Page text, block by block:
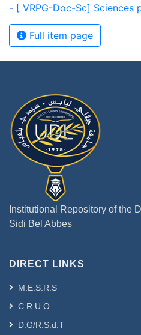
Full item page
Institutional Repository of the
Sidi Bel Abbes
DIRECT LINKS
M.E.S.R.S
C.R.U.O
D.G/R.S.d.T